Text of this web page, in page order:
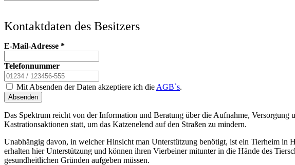
Kontaktdaten des Besitzers
E-Mail-Adresse *
Telefonnummer
Mit Absenden der Daten akzeptiere ich die AGB`s.
Absenden
Das Spektrum reicht von der Information und Beratung über die Aufnahme,
Kastrationsaktionen statt, um das Katzenelend auf den Straßen zu mindern.
Unabhängig davon, in welcher Hinsicht man Unterstützung benötigt, ist ein Tierheim
erhalten hier Unterstützung und können ihren Vierbeiner mitunter in die Hände des
gesundheitlichen Gründen aufgeben müssen.